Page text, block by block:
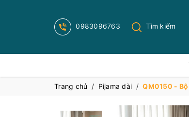
0983096763 Tìm kiếm
Trang chủ / Pijama dài / QM0150 -